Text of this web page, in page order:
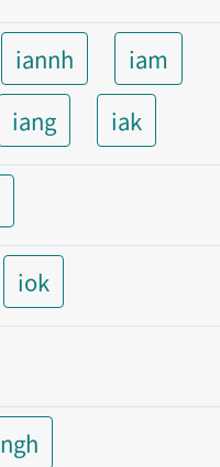
iannh
iam
iang iak
iok
ngh